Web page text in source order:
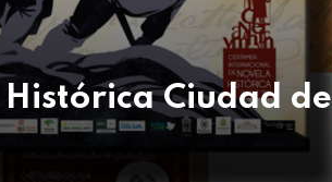
Ciudad